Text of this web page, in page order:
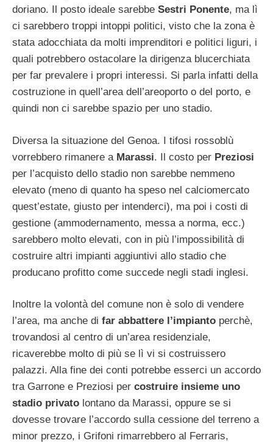
doriano. Il posto ideale sarebbe Sestri Ponente, ma lì
ci sarebbero troppi intoppi politici, visto che la zona è
stata adocchiata da molti imprenditori e politici liguri, i
quali potrebbero ostacolare la dirigenza blucerchiata
per far prevalere i propri interessi. Si parla infatti della
costruzione in quell’area dell’areoporto o del porto, e
quindi non ci sarebbe spazio per uno stadio.
Diversa la situazione del Genoa. I tifosi rossoblù
vorrebbero rimanere a Marassi. Il costo per Preziosi
per l’acquisto dello stadio non sarebbe nemmeno
elevato (meno di quanto ha speso nel calciomercato
quest’estate, giusto per intenderci), ma poi i costi di
gestione (ammodernamento, messa a norma, ecc.)
sarebbero molto elevati, con in più l’impossibilità di
costruire altri impianti aggiuntivi allo stadio che
producano profitto come succede negli stadi inglesi.
Inoltre la volontà del comune non è solo di vendere
l’area, ma anche di far abbattere l’impianto perchè,
trovandosi al centro di un’area residenziale,
ricaverebbe molto di più se lì vi si costruissero
palazzi. Alla fine dei conti potrebbe esserci un accordo
tra Garrone e Preziosi per costruire insieme uno
stadio privato lontano da Marassi, oppure se si
dovesse trovare l’accordo sulla cessione del terreno a
minor prezzo, i Grifoni rimarrebbero al Ferraris,